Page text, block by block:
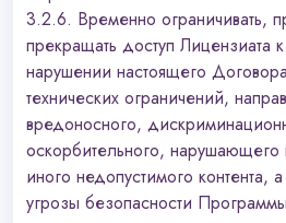
3.2.6. Временно ограничивать,
прекращать доступ
нарушении настоящего
технических ограничений,
вредоносного,
оскорбительного, нарушающего
иного недопустимого контента,
угрозы безопасности